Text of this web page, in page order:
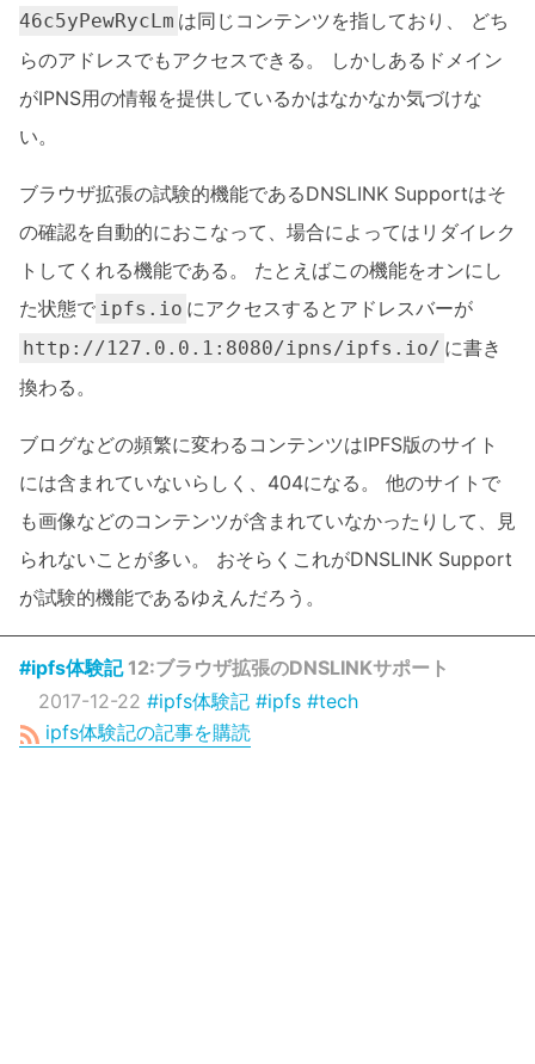
46c5yPewRycLm は同じコンテンツを指しており、 どち
らのアドレスでもアクセスできる。 しかしあるドメイン
がIPNS用の情報を提供しているかはなかなか気づけな
い。
ブラウザ拡張の試験的機能であるDNSLINK Supportはそ
の確認を自動的におこなって、場合によってはリダイレク
トしてくれる機能である。 たとえばこの機能をオンにし
た状態で ipfs.io にアクセスするとアドレスバーが
http://127.0.0.1:8080/ipns/ipfs.io/ に書き
換わる。
ブログなどの頻繁に変わるコンテンツはIPFS版のサイト
には含まれていないらしく、404になる。 他のサイトで
も画像などのコンテンツが含まれていなかったりして、見
られないことが多い。 おそらくこれがDNSLINK Support
が試験的機能であるゆえんだろう。
#ipfs体験記12:ブラウザ拡張のDNSLINKサポート
2017-12-22 #ipfs体験記 #ipfs #tech
ipfs体験記の記事を購読